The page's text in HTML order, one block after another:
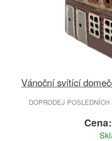
Vánoční svítící
DOPRODEJ